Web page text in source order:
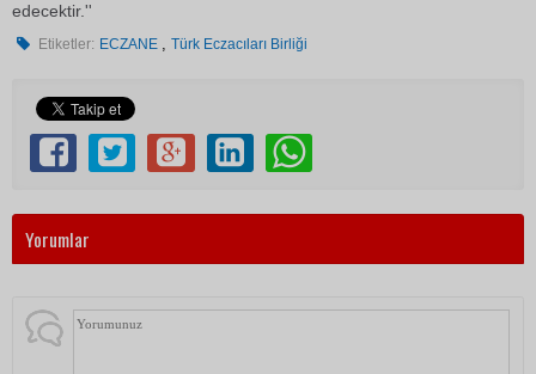
edecektir.''
Etiketler: ECZANE ,Türk Eczacıları Birliği
Yorumlar